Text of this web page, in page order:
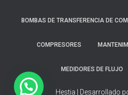
BOMBAS DE TRANSFERENCIA DE
COMPRESORES
MEDIDORES DE FLUJO
Hestia | Desarrollado